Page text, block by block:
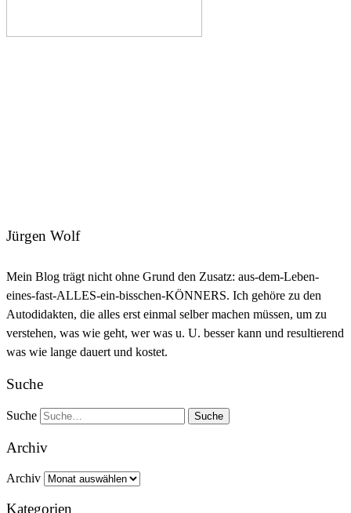
Jürgen Wolf
Mein Blog trägt nicht ohne Grund den Zusatz: aus-dem-Leben-
eines-fast-ALLES-ein-bisschen-KÖNNERS. Ich gehöre zu den
Autodidakten, die alles erst einmal selber machen müssen, um zu
verstehen, was wie geht, wer was u. U. besser kann und resultierend
was wie lange dauert und kostet.
Suche
Suche
Archiv
Archiv
Kategorien